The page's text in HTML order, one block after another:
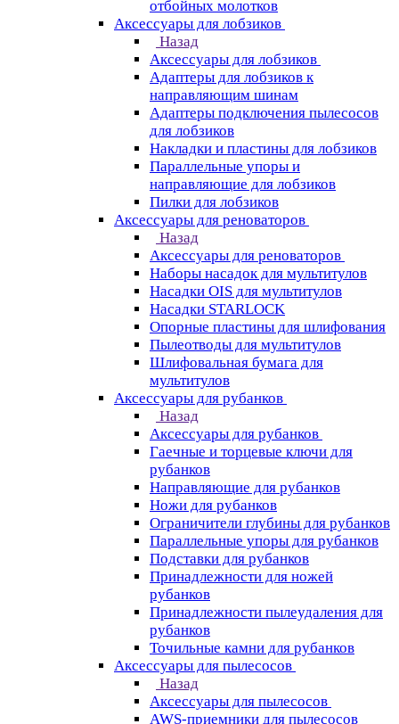
отбойных молотков
Аксессуары для лобзиков
Назад
Аксессуары для лобзиков
Адаптеры для лобзиков к
направляющим шинам
Адаптеры подключения пылесосов
для лобзиков
Накладки и пластины для лобзиков
Параллельные упоры и
направляющие для лобзиков
Пилки для лобзиков
Аксессуары для реноваторов
Назад
Аксессуары для реноваторов
Наборы насадок для мультитулов
Насадки OIS для мультитулов
Насадки STARLOCK
Опорные пластины для шлифования
Пылеотводы для мультитулов
Шлифовальная бумага для
мультитулов
Аксессуары для рубанков
Назад
Аксессуары для рубанков
Гаечные и торцевые ключи для
рубанков
Направляющие для рубанков
Ножи для рубанков
Ограничители глубины для рубанков
Параллельные упоры для рубанков
Подставки для рубанков
Принадлежности для ножей
рубанков
Принадлежности пылеудаления для
рубанков
Точильные камни для рубанков
Аксессуары для пылесосов
Назад
Аксессуары для пылесосов
AWS-приемники для пылесосов